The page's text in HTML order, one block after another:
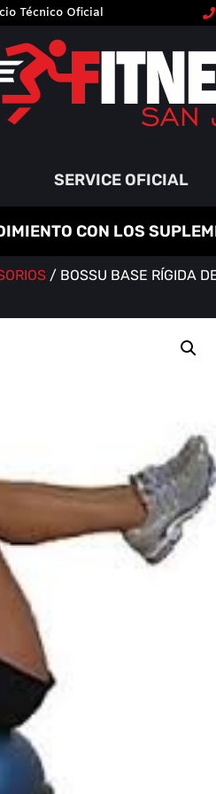
Técnico Oficial
SERVICE OFICIAL
CON LOS
/ BOSSU BASE RÍGIDA